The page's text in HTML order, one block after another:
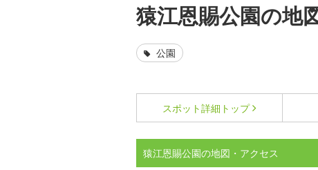
猿江恩賜公園の地
公園
スポット詳細 トップ
猿江恩賜公園の地図・アクセス